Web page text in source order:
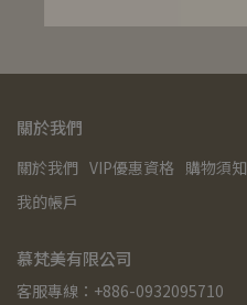
關於我們
關於我們 VIP優惠資格 購物須知
我的帳戶
慕梵美有限公司
客服專線：+886-0932095710